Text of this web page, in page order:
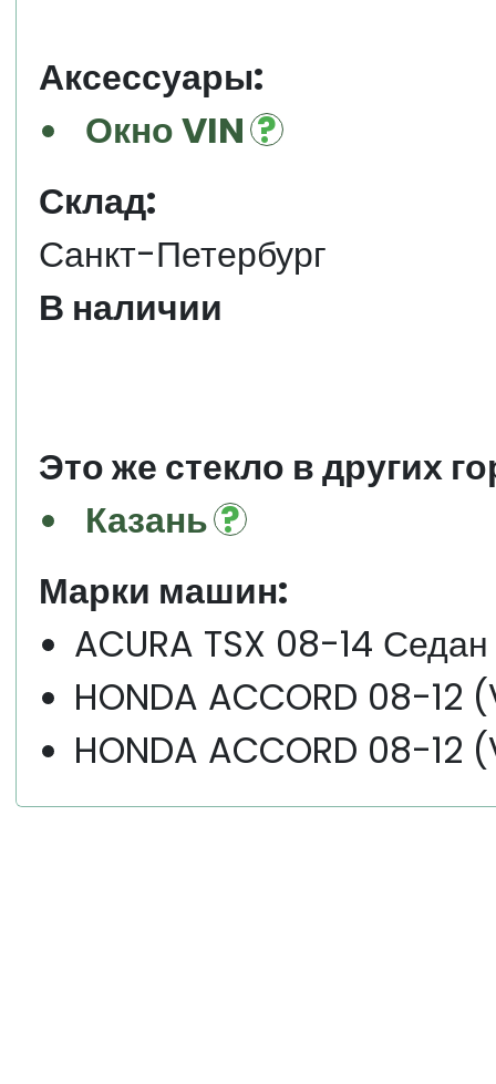
Аксессуары:
Окно VIN
Склад:
Санкт-Петербург
В наличии
Это же стекло в других
Казань
Марки машин:
ACURA TSX 08-14
HONDA ACCORD 08-12
HONDA ACCORD 08-12